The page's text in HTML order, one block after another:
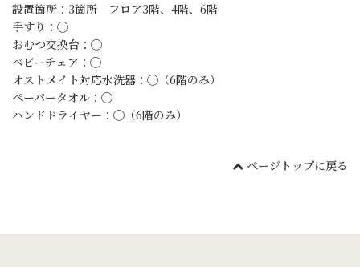
設置箇所：3箇所 フロア3階、4階、6階
手すり：◯
おむつ交換台：◯
ベビーチェア：◯
オストメイト対応水洗器：◯（6階のみ）
ペーパータオル：◯
ハンドドライヤー：◯（6階のみ）
ページトップに戻る